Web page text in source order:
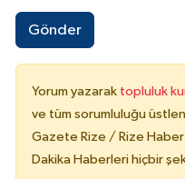
Gönder
Yorum yazarak topluluk
ve tüm sorumluluğu
Gazete Rize / Rize
Dakika Haberleri hiçbir